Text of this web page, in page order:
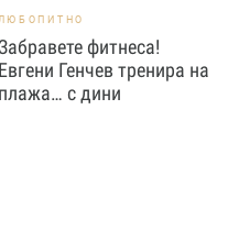
Забравете фитнеса!
Евгени Генчев тренира на
плажа… с дини